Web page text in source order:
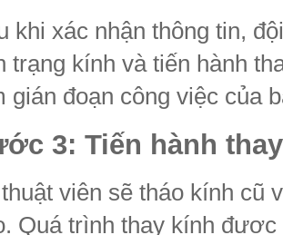
khi xác nhận thông tin,
trạng kính và tiến hành
gián đoạn công việc của
3: Tiến hành
viên sẽ tháo kính cũ
Quá trình thay kính